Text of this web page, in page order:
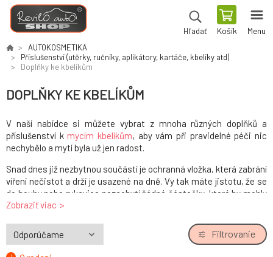
Hľadať Košík Menu
AUTOKOSMETIKA
Příslušenství (utěrky, ručníky, aplikátory, kartáče, kbelíky atd)
Doplňky ke kbelíkům
DOPLŇKY KE KBELÍKŮM
V naší nabídce si můžete vybrat z mnoha různých doplňků a
příslušenství k mycím kbelíkům, aby vám při pravidelné péči nic
nechybělo a mytí byla už jen radost.
Snad dnes již nezbytnou součástí je ochranná vložka, která zabrání
víření nečistot a drží je usazené na dně. Vy tak máte jistotu, že se
do houby nebo rukavice nezachytí žádné částečky, které by mohly
poškodit lak.
Kromě ochranných vložek nabízíme také těsnicí víka pro převoz
bez rizika vylití, měkčené podložky a kolečkové vozíky.
Zobraziť viac
Filtrovanie